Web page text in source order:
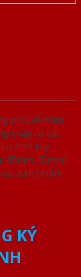
phú về màu
cháy có các
hơn tùy
45mm, 50mm.
sản phẩm
KÝ